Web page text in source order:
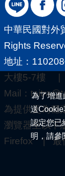
為了增進
送
認定您已
明，請參
中華民國對外
Rights
地址：
大樓5-7樓
Mail：
為提供更為穩
瀏覽器至以下
Firefox | 最